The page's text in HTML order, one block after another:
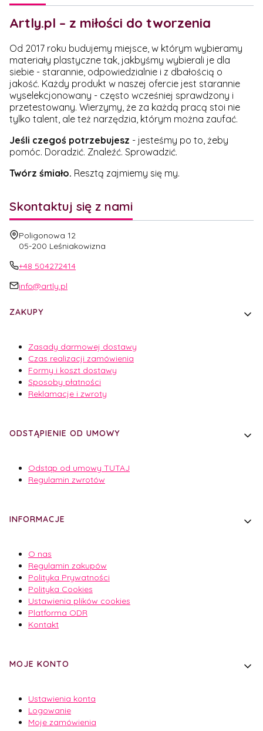
Artly.pl – z miłości do tworzenia
Od 2017 roku budujemy miejsce, w którym wybieramy
materiały plastyczne tak, jakbyśmy wybierali je dla
siebie - starannie, odpowiedzialnie i z dbałością o
jakość. Każdy produkt w naszej ofercie jest starannie
wyselekcjonowany - często wcześniej sprawdzony i
przetestowany. Wierzymy, że za każdą pracą stoi nie
tylko talent, ale też narzędzia, którym można zaufać.
Jeśli czegoś potrzebujesz - jesteśmy po to, żeby
pomóc. Doradzić. Znaleźć. Sprowadzić.
Twórz śmiało. Resztą zajmiemy się my.
Skontaktuj się z nami
Adres:
Poligonowa 12
05-200 Leśniakowizna
+48 504272414
info@artly.pl
ZAKUPY
Zasady darmowej dostawy
Czas realizacji zamówienia
Formy i koszt dostawy
Sposoby płatności
Reklamacje i zwroty
ODSTĄPIENIE OD UMOWY
Odstąp od umowy TUTAJ
Regulamin zwrotów
INFORMACJE
O nas
Regulamin zakupów
Polityka Prywatności
Polityka Cookies
Ustawienia plików cookies
Platforma ODR
Kontakt
MOJE KONTO
Ustawienia konta
Logowanie
Moje zamówienia